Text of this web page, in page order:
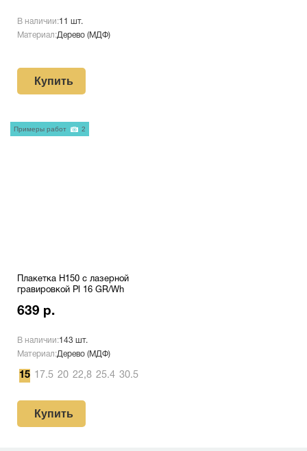
В наличии:11 шт.
Материал:Дерево (МДФ)
Купить
Плакетка H150 с лазерной
гравировкой Pl 16 GR/Wh
639 р.
В наличии:143 шт.
Материал:Дерево (МДФ)
15 17.5 20 22,8 25.4 30.5
Купить
Примеры работ 2